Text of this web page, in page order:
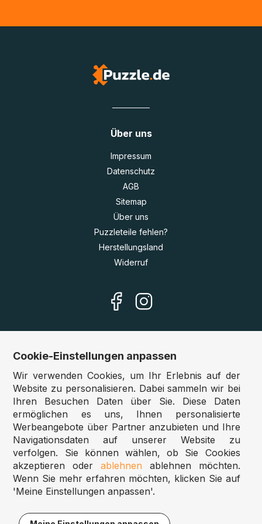
Über uns
Impressum
Datenschutz
AGB
Sitemap
Über uns
Puzzleteile fehlen?
Herstellungsland
Widerruf
Unsere Shops
Deutschland:www.puzzle.de
Österreich:
www.puzzle.at
Belgien:www.puzzle.be
Großbritannien:www.jigsawpuzzle.co.uk
Großhandel / Reseller
Sie betreiben ein Spielwarengeschäft?
Cookie-Einstellungen anpassen
Wir verwenden Cookies, um Ihr Erlebnis auf der
Website zu personalisieren. Dabei sammeln wir bei
Ihren Besuchen Daten über Sie. Diese Daten
ermöglichen es uns, Ihnen personalisierte
Werbeangebote über Partner anzubieten und Ihre
Navigationsdaten auf unserer Website zu
verfolgen. Sie können wählen, ob Sie Cookies
akzeptieren oder ablehnen ablehnen möchten.
Wenn Sie mehr erfahren möchten, klicken Sie auf
'Meine Einstellungen anpassen'.